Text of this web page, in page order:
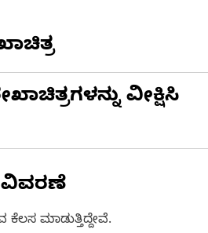
ವೀಕ್ಷಿಸಿ
ವಿವರಣೆ
ಮಾಡುತ್ತಿದ್ದೇವೆ.